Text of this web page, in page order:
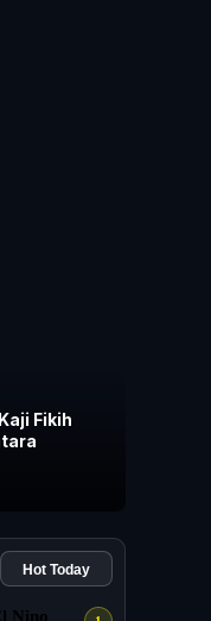
Fikih
Hot Today
Nino